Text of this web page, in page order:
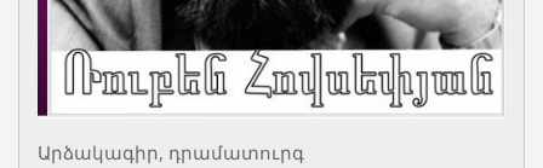
Արձակագիր, դրամատուրգ